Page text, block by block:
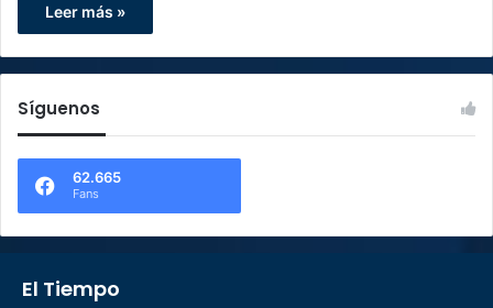
Leer más »
Síguenos
62.665
Fans
El Tiempo